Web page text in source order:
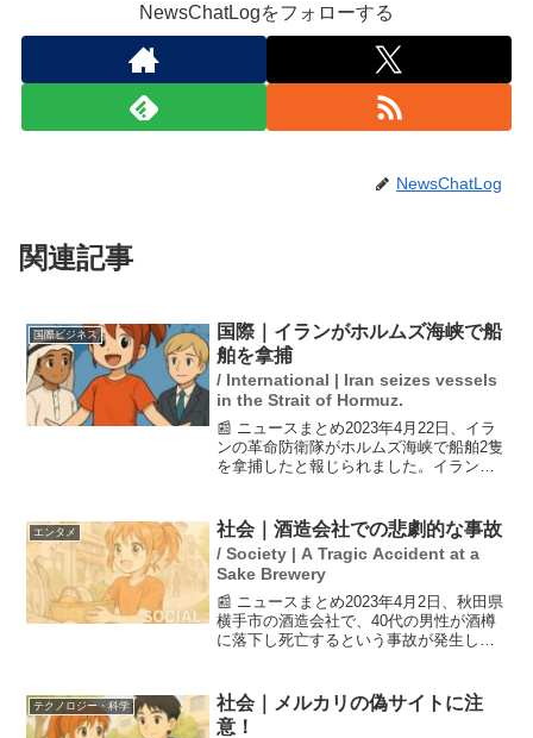
NewsChatLogをフォローする
NewsChatLog
関連記事
国際ビジネス
国際｜イランがホルムズ海峡で船
舶を拿捕
/ International | Iran seizes vessels
in the Strait of Hormuz.
📰 ニュースまとめ2023年4月22日、イラ
ンの革命防衛隊がホルムズ海峡で船舶2隻
を拿捕したと報じられました。イラン側
であるとしています。この事件は、中東
情勢が国際的な...
エンタメ 社会｜酒造会社での悲劇的な事故
/ Society | A Tragic Accident at a
Sake Brewery
📰 ニュースまとめ2023年4月2日、秋田県
横手市の酒造会社で、40代の男性が酒樽
に落下し死亡するという事故が発生しま
会に衝撃を与えており、酒造業界でも安
全管理の重要性...
テクノロジー・科学
社会｜メルカリの偽サイトに注
意！